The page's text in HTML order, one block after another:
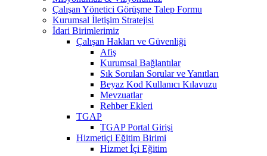
Çalışan Yönetici Görüşme Talep Formu
Kurumsal İletişim Stratejisi
İdari Birimlerimiz
Çalışan Hakları ve Güvenliği
Afiş
Kurumsal Bağlantılar
Sık Sorulan Sorular ve Yanıtları
Beyaz Kod Kullanıcı Kılavuzu
Mevzuatlar
Rehber Ekleri
TGAP
TGAP Portal Girişi
Hizmetiçi Eğitim Birimi
Hizmet İçi Eğitim